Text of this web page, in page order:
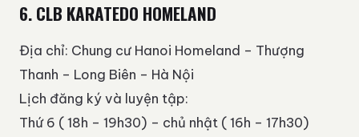
6. CLB KARATEDO HOMELAND
Địa chỉ: Chung cư Hanoi Homeland – Thượng
Thanh – Long Biên – Hà Nội
Lịch đăng ký và luyện tập:
Thứ 6 ( 18h – 19h30) – chủ nhật ( 16h – 17h30)